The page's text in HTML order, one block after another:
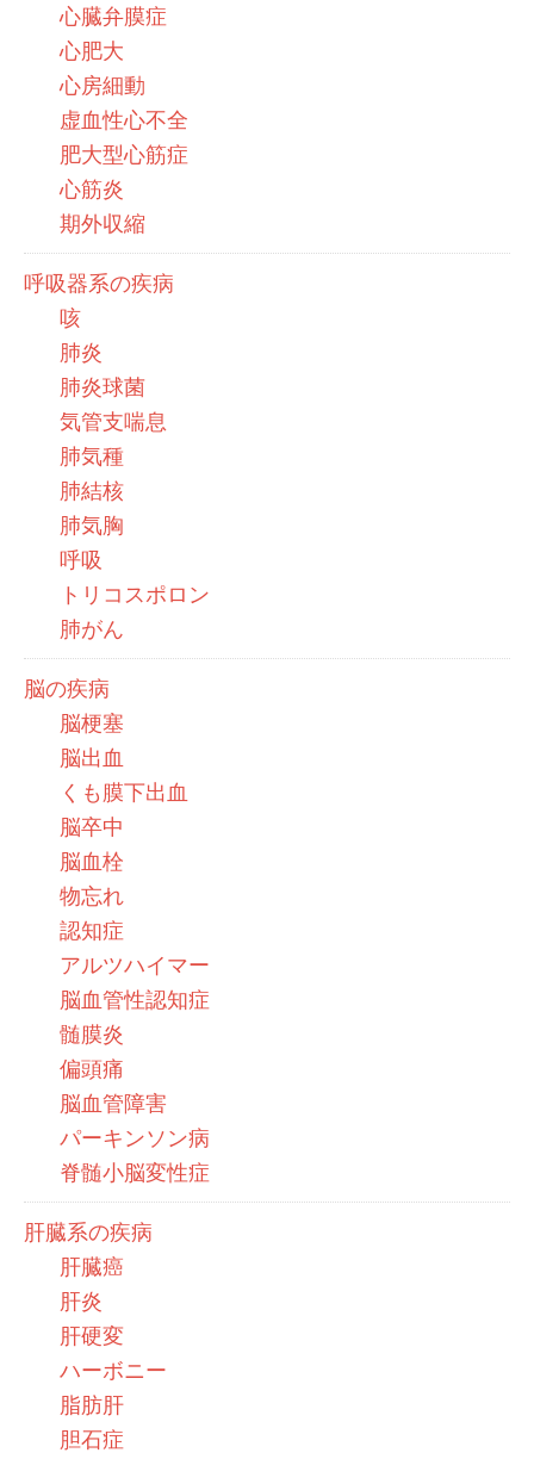
心臓弁膜症
心肥大
心房細動
虚血性心不全
肥大型心筋症
心筋炎
期外収縮
呼吸器系の疾病
咳
肺炎
肺炎球菌
気管支喘息
肺気種
肺結核
肺気胸
呼吸
トリコスポロン
肺がん
脳の疾病
脳梗塞
脳出血
くも膜下出血
脳卒中
脳血栓
物忘れ
認知症
アルツハイマー
脳血管性認知症
髄膜炎
偏頭痛
脳血管障害
パーキンソン病
脊髄小脳変性症
肝臓系の疾病
肝臓癌
肝炎
肝硬変
ハーボニー
脂肪肝
胆石症